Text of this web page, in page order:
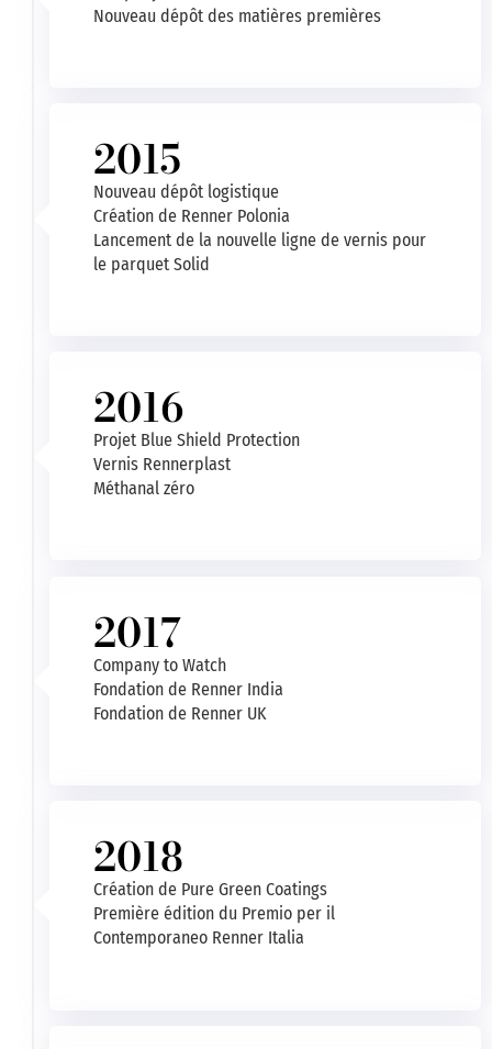
Nouveau dépôt des matières premières
2015
Nouveau dépôt logistique
Création de Renner Polonia
Lancement de la nouvelle ligne de vernis pour
le parquet Solid
2016
Projet Blue Shield Protection
Vernis Rennerplast
Méthanal zéro
2017
Company to Watch
Fondation de Renner India
Fondation de Renner UK
2018
Création de Pure Green Coatings
Première édition du Premio per il
Contemporaneo Renner Italia